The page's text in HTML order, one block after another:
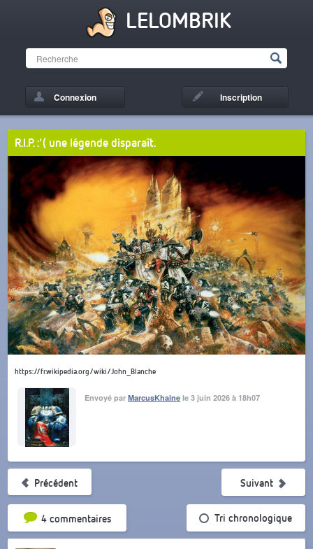
LELOMBRIK
Connexion Inscription
R.I.P. :'( une légende disparaît.
https://fr.wikipedia.org/wiki/John_Blanche
Envoyé parMarcusKhaine le 3 juin 2026 à 18h07
Précédent
4 commentairesTri par popularité Tri chronologique
Suivant